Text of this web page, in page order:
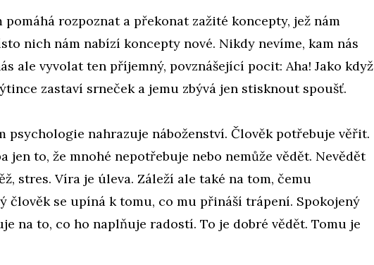
pomáhá rozpoznat a překonat zažité koncepty, jež nám
nich nám nabízí koncepty nové. Nikdy nevíme, kam nás
ale vyvolat ten příjemný, povznášející pocit: Aha! Jako když
zastaví srneček a jemu zbývá jen stisknout spoušť.
psychologie nahrazuje náboženství. Člověk potřebuje věřit.
jen to, že mnohé nepotřebuje nebo nemůže vědět. Nevědět
stres. Víra je úleva. Záleží ale také na tom, čemu
člověk se upíná k tomu, co mu přináší trápení. Spokojený
na to, co ho naplňuje radostí. To je dobré vědět. Tomu je